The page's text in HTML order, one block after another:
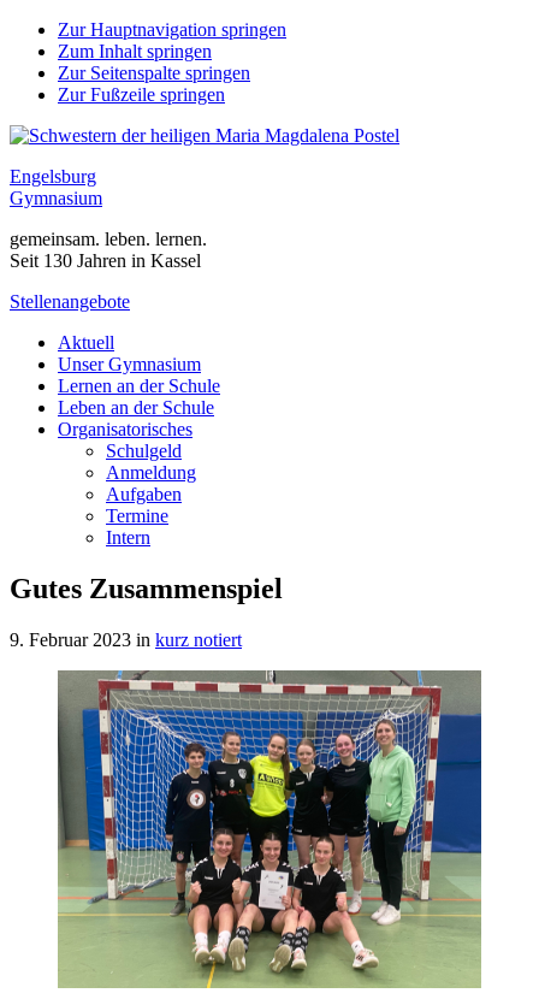
Zur Hauptnavigation springen
Zum Inhalt springen
Zur Seitenspalte springen
Zur Fußzeile springen
Engelsburg
Gymnasium
gemeinsam. leben. lernen.
Seit 130 Jahren in Kassel
Stellenangebote
Aktuell
Unser Gymnasium
Lernen an der Schule
Leben an der Schule
Organisatorisches
Schulgeld
Anmeldung
Aufgaben
Termine
Intern
Gutes Zusammenspiel
9. Februar 2023 in kurz notiert